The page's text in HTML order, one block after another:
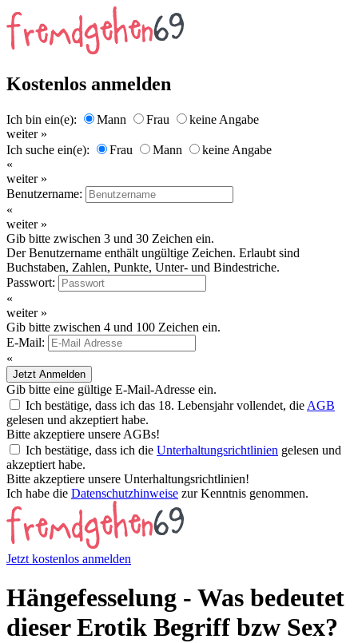
Kostenlos anmelden
Ich bin ein(e): Mann Frau
keine Angabe
weiter »
Ich suche ein(e):
Frau Mann
keine Angabe
«
weiter »
Benutzername:
«
weiter »
Gib bitte zwischen 3 und 30 Zeichen ein.
Der Benutzername enthält ungültige Zeichen. Erlaubt sind
Buchstaben, Zahlen, Punkte, Unter- und Bindestriche.
Passwort:
«
weiter »
Gib bitte zwischen 4 und 100 Zeichen ein.
E-Mail:
«
Jetzt Anmelden
Gib bitte eine gültige E-Mail-Adresse ein.
Ich bestätige, dass ich das 18. Lebensjahr vollendet, die AGB
gelesen und akzeptiert habe.
Bitte akzeptiere unsere AGBs!
Ich bestätige, dass ich die Unterhaltungsrichtlinien gelesen und
akzeptiert habe.
Bitte akzeptiere unsere Unterhaltungsrichtlinien!
Ich habe die Datenschutzhinweise zur Kenntnis genommen.
Jetzt kostenlos anmelden
Hängefesselung - Was bedeutet
dieser Erotik Begriff bzw Sex?